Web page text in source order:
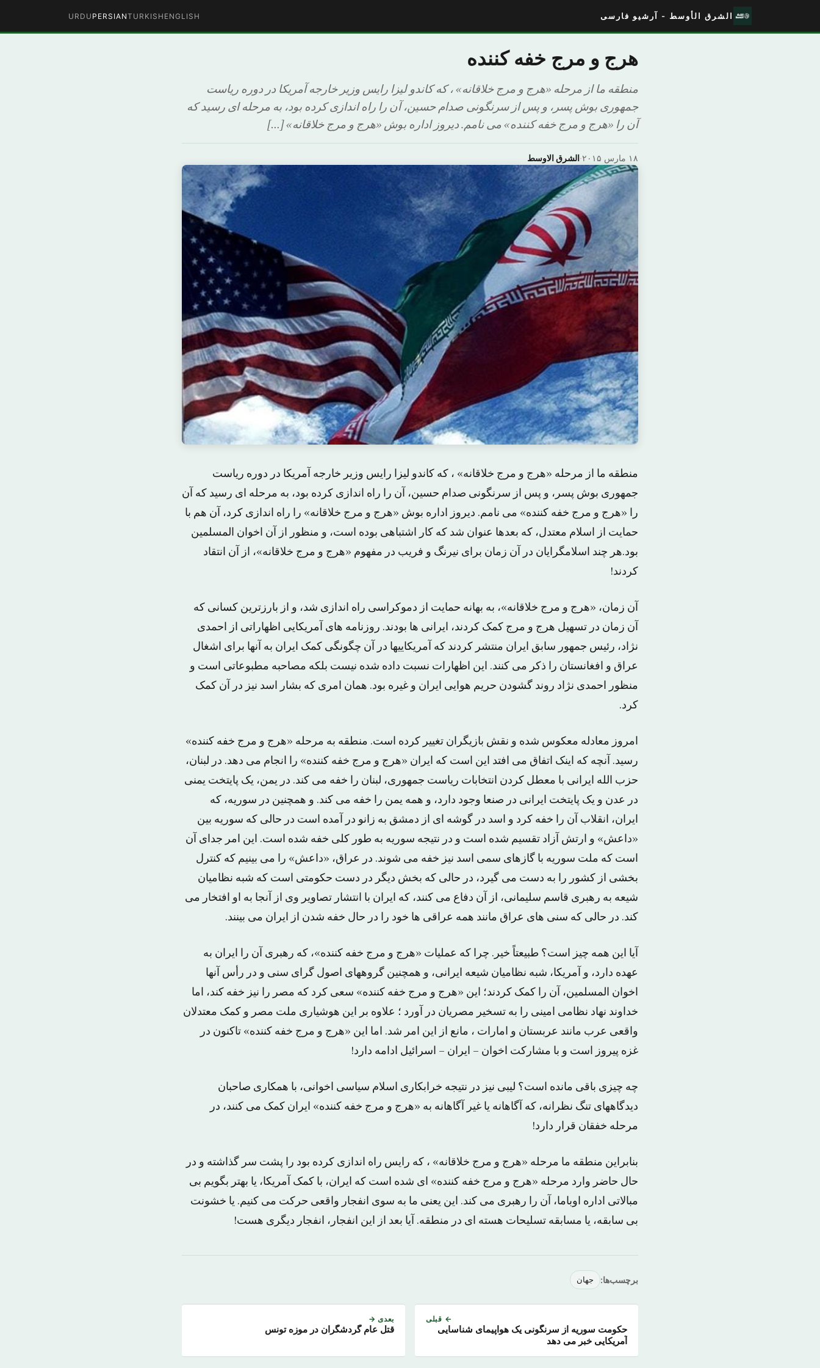
الشرق الأوسط - آرشیو فارسی ENGLISH
TURKISH
PERSIAN
URDU
هرج و مرج خفه کننده
منطقه ما از مرحله «هرج و مرج خلاقانه» ، که کاندو لیزا رایس وزیر خارجه آمریکا در دوره ریاست
جمهوری بوش پسر، و پس از سرنگونی صدام حسین، آن را راه اندازی کرده بود، به مرحله ای رسید که
آن را «هرج و مرج خفه کننده» می نامم. دیروز اداره بوش «هرج و مرج خلاقانه» […]
الشرق الاوسط· ۱۸ مارس ۲۰۱۵
منطقه ما از مرحله «هرج و مرج خلاقانه» ، که کاندو لیزا رایس وزیر خارجه آمریکا در دوره ریاست
جمهوری بوش پسر، و پس از سرنگونی صدام حسین، آن را راه اندازی کرده بود، به مرحله ای رسید که آن
را «هرج و مرج خفه کننده» می نامم. دیروز اداره بوش «هرج و مرج خلاقانه» را راه اندازی کرد، آن هم با
حمایت از اسلام معتدل، که بعدها عنوان شد که کار اشتباهی بوده است، و منظور از آن اخوان المسلمین
بود.هر چند اسلامگرایان در آن زمان برای نیرنگ و فریب در مفهوم «هرج و مرج خلاقانه»، از آن انتقاد
کردند!
آن زمان، «هرج و مرج خلاقانه»، به بهانه حمایت از دموکراسی راه اندازی شد، و از بارزترین کسانی که
آن زمان در تسهیل هرج و مرج کمک کردند، ایرانی ها بودند. روزنامه های آمریکایی اظهاراتی از احمدی
نژاد، رئیس جمهور سابق ایران منتشر کردند که آمریکاییها در آن چگونگی کمک ایران به آنها برای اشغال
عراق و افغانستان را ذکر می کنند. این اظهارات نسبت داده شده نیست بلکه مصاحبه مطبوعاتی است و
منظور احمدی نژاد روند گشودن حریم هوایی ایران و غیره بود. همان امری که بشار اسد نیز در آن کمک
کرد.
امروز معادله معکوس شده و نقش بازیگران تغییر کرده است. منطقه به مرحله «هرج و مرج خفه کننده»
رسید. آنچه که اینک اتفاق می افتد این است که ایران «هرج و مرج خفه کننده» را انجام می دهد. در لبنان،
حزب الله ایرانی با معطل کردن انتخابات ریاست جمهوری، لبنان را خفه می کند. در یمن، یک پایتخت یمنی
در عدن و یک پایتخت ایرانی در صنعا وجود دارد، و همه یمن را خفه می کند. و همچنین در سوریه، که
ایران، انقلاب آن را خفه کرد و اسد در گوشه ای از دمشق به زانو در آمده است در حالی که سوریه بین
«داعش» و ارتش آزاد تقسیم شده است و در نتیجه سوریه به طور کلی خفه شده است. این امر جدای آن
است که ملت سوریه با گازهای سمی اسد نیز خفه می شوند. در عراق، «داعش» را می بینیم که کنترل
بخشی از کشور را به دست می گیرد، در حالی که بخش دیگر در دست حکومتی است که شبه نظامیان
شیعه به رهبری قاسم سلیمانی، از آن دفاع می کنند، که ایران با انتشار تصاویر وی از آنجا به او افتخار می
کند. در حالی که سنی های عراق مانند همه عراقی ها خود را در حال خفه شدن از ایران می بینند.
آیا این همه چیز است؟ طبیعتاً خیر. چرا که عملیات «هرج و مرج خفه کننده»، که رهبری آن را ایران به
عهده دارد، و آمریکا، شبه نظامیان شیعه ایرانی، و همچنین گروههای اصول گرای سنی و در رأس آنها
اخوان المسلمین، آن را کمک کردند؛ این «هرج و مرج خفه کننده» سعی کرد که مصر را نیز خفه کند، اما
خداوند نهاد نظامی امینی را به تسخیر مصریان در آورد ؛ علاوه بر این هوشیاری ملت مصر و کمک معتدلان
واقعی عرب مانند عربستان و امارات ، مانع از این امر شد. اما این «هرج و مرج خفه کننده» تاکنون در
غزه پیروز است و با مشارکت اخوان – ایران – اسرائیل ادامه دارد!
چه چیزی باقی مانده است؟ لیبی نیز در نتیجه خرابکاری اسلام سیاسی اخوانی، با همکاری صاحبان
دیدگاههای تنگ نظرانه، که آگاهانه یا غیر آگاهانه به «هرج و مرج خفه کننده» ایران کمک می کنند، در
مرحله خفقان قرار دارد!
بنابراین منطقه ما مرحله «هرج و مرج خلاقانه» ، که رایس راه اندازی کرده بود را پشت سر گذاشته و در
حال حاضر وارد مرحله «هرج و مرج خفه کننده» ای شده است که ایران، با کمک آمریکا، یا بهتر بگویم بی
مبالاتی اداره اوباما، آن را رهبری می کند. این یعنی ما به سوی انفجار واقعی حرکت می کنیم. یا خشونت
بی سابقه، یا مسابقه تسلیحات هسته ای در منطقه. آیا بعد از این انفجار، انفجار دیگری هست!
برچسب‌ها: جهان
← قبلی
حکومت سوریه از سرنگونی یک هواپیمای شناسایی
آمریکایی خبر می دهد
بعدی →
قتل عام گردشگران در موزه تونس